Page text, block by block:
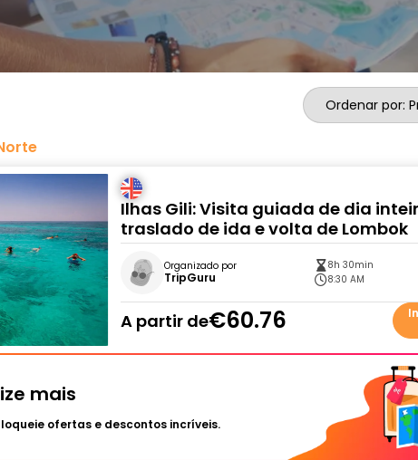
Ordenar por:
Ilhas Gili: Visita guiada de dia
traslado de ida e volta de Lombok
Organizado por
TripGuru
8h 30min
8:30 AM
A partir de€60.76
mais
ofertas e descontos incríveis.